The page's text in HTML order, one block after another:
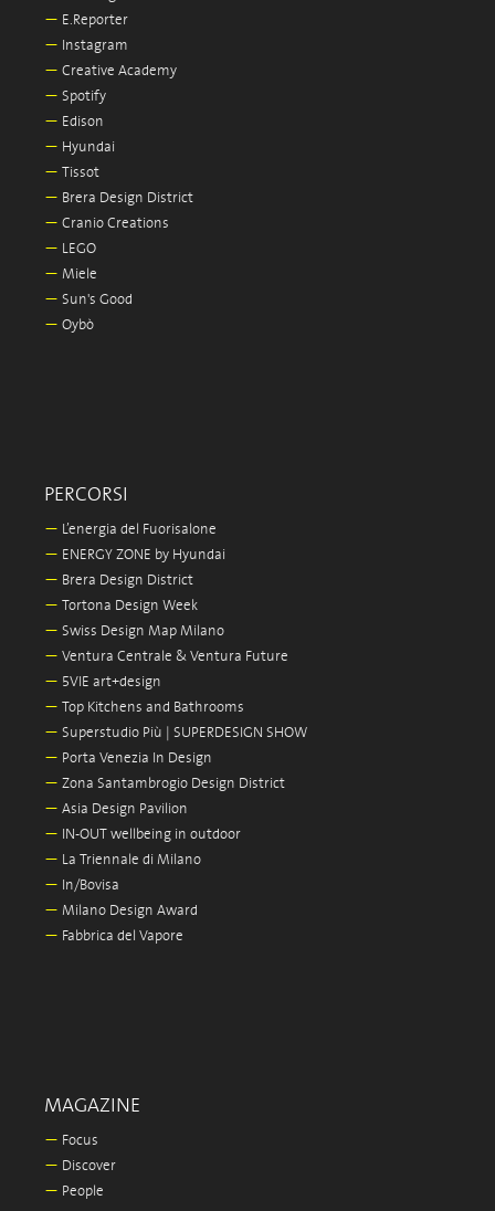
— E.Reporter
— Instagram
— Creative Academy
— Spotify
— Edison
— Hyundai
— Tissot
— Brera Design District
— Cranio Creations
— LEGO
— Miele
— Sun's Good
— Oybò
PERCORSI
— L’energia del Fuorisalone
— ENERGY ZONE by Hyundai
— Brera Design District
— Tortona Design Week
— Swiss Design Map Milano
— Ventura Centrale & Ventura Future
— 5VIE art+design
— Top Kitchens and Bathrooms
— Superstudio Più | SUPERDESIGN SHOW
— Porta Venezia In Design
— Zona Santambrogio Design District
— Asia Design Pavilion
— IN-OUT wellbeing in outdoor
— La Triennale di Milano
— In/Bovisa
— Milano Design Award
— Fabbrica del Vapore
MAGAZINE
— Focus
— Discover
— People